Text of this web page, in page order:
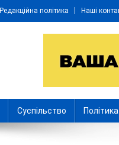
Редакційна політика Наші
Суспільство Політика